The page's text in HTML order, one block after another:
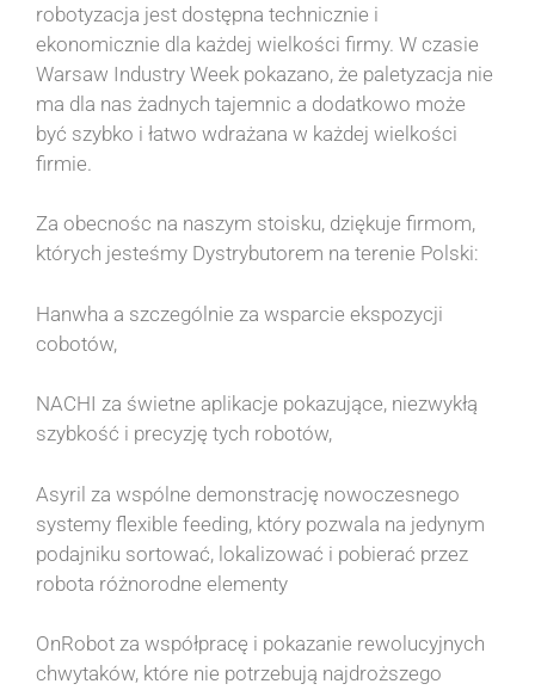
robotyzacja jest dostępna technicznie i
ekonomicznie dla każdej wielkości firmy. W czasie
Warsaw Industry Week pokazano, że paletyzacja nie
ma dla nas żadnych tajemnic a dodatkowo może
być szybko i łatwo wdrażana w każdej wielkości
firmie.
Za obecnośc na naszym stoisku, dziękuje firmom,
których jesteśmy Dystrybutorem na terenie Polski:
Hanwha a szczególnie za wsparcie ekspozycji
cobotów,
NACHI za świetne aplikacje pokazujące, niezwykłą
szybkość i precyzję tych robotów,
Asyril za wspólne demonstrację nowoczesnego
systemy flexible feeding, który pozwala na jedynym
podajniku sortować, lokalizować i pobierać przez
robota różnorodne elementy
OnRobot za współpracę i pokazanie rewolucyjnych
chwytaków, które nie potrzebują najdroższego